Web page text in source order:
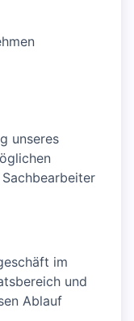
unseres
im
und
Ablauf